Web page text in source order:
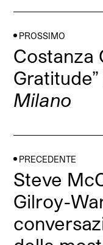
PROSSIMO
Costanza
Gratitude”
Milano
PRECEDENTE
Steve
Gilroy-